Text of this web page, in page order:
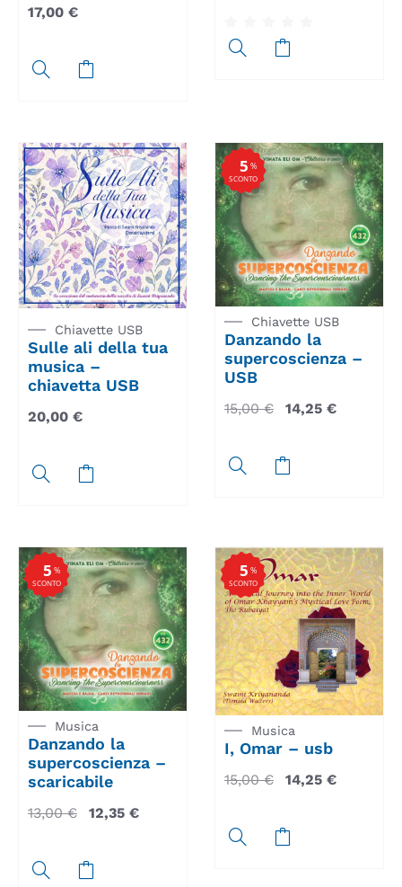
17,00 €
Chiavette USB
Sulle ali della tua
musica –
chiavetta USB
20,00 €
%
SCONTO
5
Chiavette USB
Danzando la
supercoscienza –
USB
15,00€ 14,25 €
%
SCONTO
5
Musica
Danzando la
supercoscienza –
scaricabile
13,00€ 12,35 €
%
SCONTO
5
Musica
I, Omar – usb
15,00€ 14,25 €